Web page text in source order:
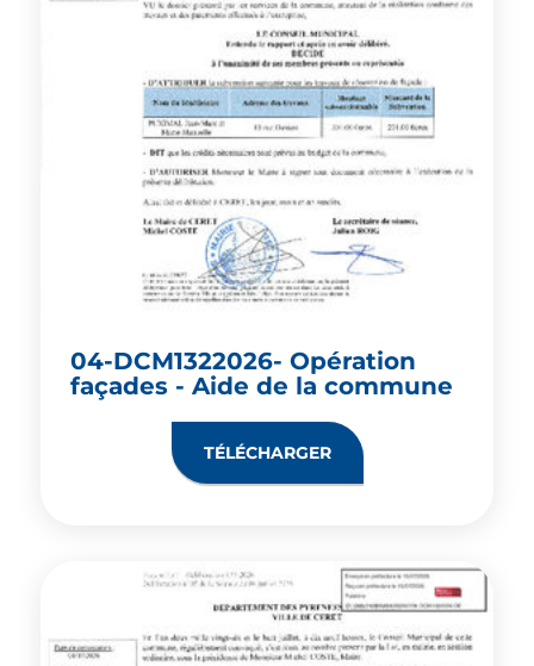
04-DCM1322026- Opération
façades - Aide de la commune
TÉLÉCHARGER